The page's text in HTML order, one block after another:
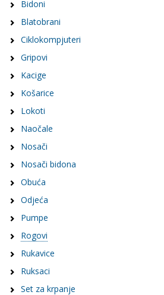
Bidoni
Blatobrani
Ciklokompjuteri
Gripovi
Kacige
Košarice
Lokoti
Naočale
Nosači
Nosači bidona
Obuća
Odjeća
Pumpe
Rogovi
Rukavice
Ruksaci
Set za krpanje